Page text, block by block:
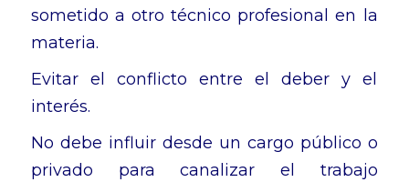
sometido a otro técnico profesional en la
materia.
Evitar el conflicto entre el deber y el
interés.
No debe influir desde un cargo público o
privado para canalizar el trabajo